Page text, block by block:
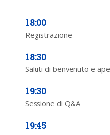
18:00
Registrazione
18:30
Saluti di benvenuto e
19:30
Sessione di Q&A
19:45